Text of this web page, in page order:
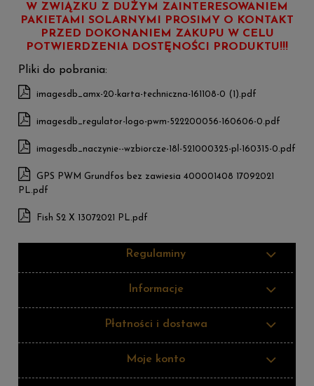
W ZWIĄZKU Z DUŻYM ZAINTERESOWANIEM
PAKIETAMI SOLARNYMI PROSIMY O KONTAKT
PRZED DOKONANIEM ZAKUPU W CELU
POTWIERDZENIA DOSTĘNOŚCI PRODUKTU!!!
Pliki do pobrania:
imagesdb_amx-20-karta-techniczna-161108-0 (1).pdf
imagesdb_regulator-logo-pwm-522200056-160606-0.pdf
imagesdb_naczynie--wzbiorcze-18l-521000325-pl-160315-0.pdf
GPS PWM Grundfos bez zawiesia 400001408 17092021
PL.pdf
Fish S2 X 13072021 PL.pdf
Regulaminy
Informacje
Płatności i dostawa
Moje konto